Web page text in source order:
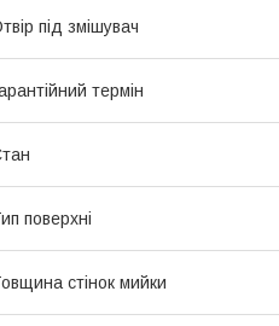
під змішувач
термін
поверхні
стінок мийки